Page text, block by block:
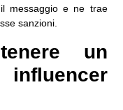
messaggio e ne trae
sanzioni.
un